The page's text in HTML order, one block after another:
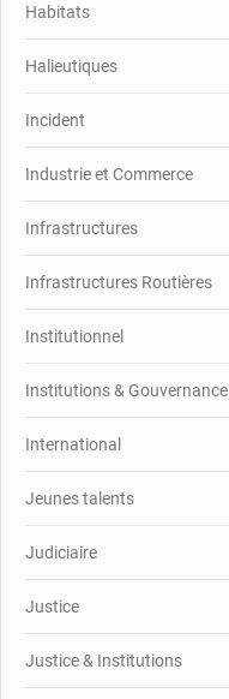
Habitats
Halieutiques
Incident
Industrie et Commerce
Infrastructures
Infrastructures Routières
Institutionnel
Institutions & Gouvernance
International
Jeunes talents
Judiciaire
Justice
Justice & Institutions